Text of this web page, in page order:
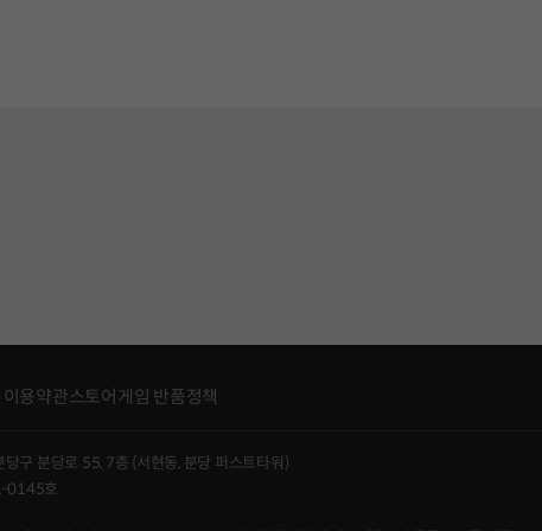
용약관스토어게임 반품정책
당구 분당로 55, 7층 (서현동, 분당 퍼스트타워)
0145호